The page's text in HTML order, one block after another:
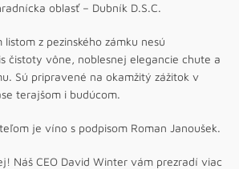
oblasť – Dubník D.S.C.
z pezinského zámku nesú
čistoty vône, noblesnej elegancie chute a
Sú pripravené na okamžitý zážitok v
terajšom i budúcom.
je víno s podpisom Roman Janoušek.
Náš CEO David Winter vám prezradí viac